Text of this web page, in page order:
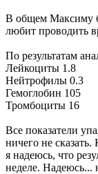
В общем Максиму
любит проводить
По результатам
Лейкоциты 1.8
Нейтрофилы 0.3
Гемоглобин 105
Тромбоциты 16
Все показатели
ничего не
я надеюсь, что
неделе. Надеюсь...